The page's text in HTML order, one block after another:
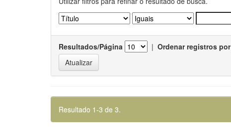
Resultados/Página | Ordenar registros por
Resultado 1-3 de 3.